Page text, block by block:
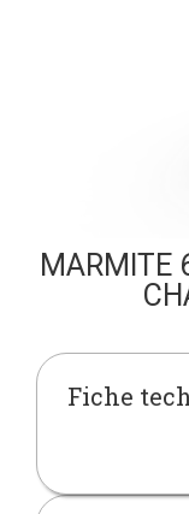
MARMITE
Fiche